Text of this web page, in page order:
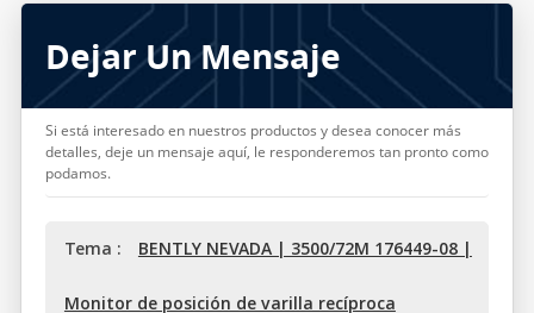
Dejar Un Mensaje
Si está interesado en nuestros productos y desea conocer más
detalles, deje un mensaje aquí, le responderemos tan pronto como
podamos.
Tema : BENTLY NEVADA | 3500/72M 176449-08 |
Monitor de posición de varilla recíproca